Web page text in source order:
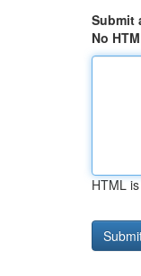
Submit
No
HTML